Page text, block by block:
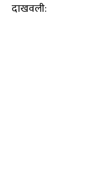
दाखवली: